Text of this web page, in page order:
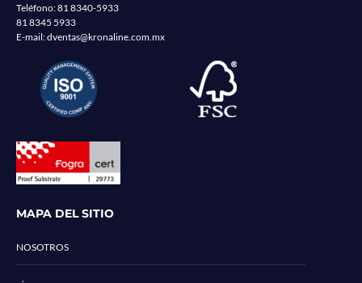
Teléfono:81 8340-5933
81 8345 5933
E-mail:dventas@kronaline.com.mx
MAPA DEL SITIO
NOSOTROS